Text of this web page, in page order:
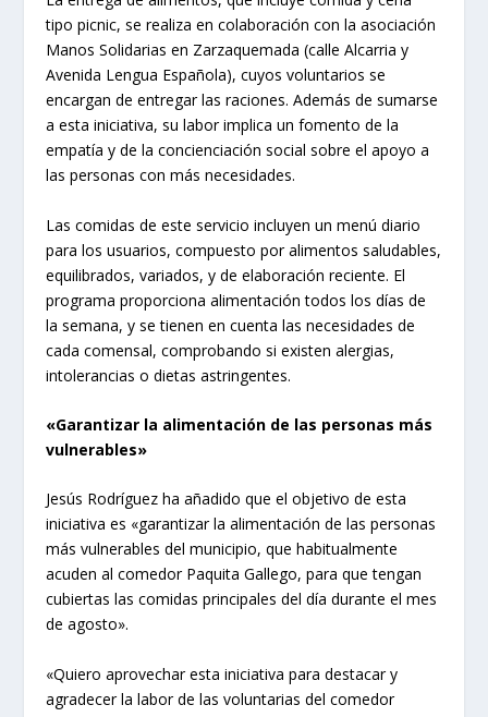
tipo picnic, se realiza en colaboración con la asociación
Manos Solidarias en Zarzaquemada (calle Alcarria y
Avenida Lengua Española), cuyos voluntarios se
encargan de entregar las raciones. Además de sumarse
a esta iniciativa, su labor implica un fomento de la
empatía y de la concienciación social sobre el apoyo a
las personas con más necesidades.
Las comidas de este servicio incluyen un menú diario
para los usuarios, compuesto por alimentos saludables,
equilibrados, variados, y de elaboración reciente. El
programa proporciona alimentación todos los días de
la semana, y se tienen en cuenta las necesidades de
cada comensal, comprobando si existen alergias,
intolerancias o dietas astringentes.
«Garantizar la alimentación de las personas más
vulnerables»
Jesús Rodríguez ha añadido que el objetivo de esta
iniciativa es «garantizar la alimentación de las personas
más vulnerables del municipio, que habitualmente
acuden al comedor Paquita Gallego, para que tengan
cubiertas las comidas principales del día durante el mes
de agosto».
«Quiero aprovechar esta iniciativa para destacar y
agradecer la labor de las voluntarias del comedor